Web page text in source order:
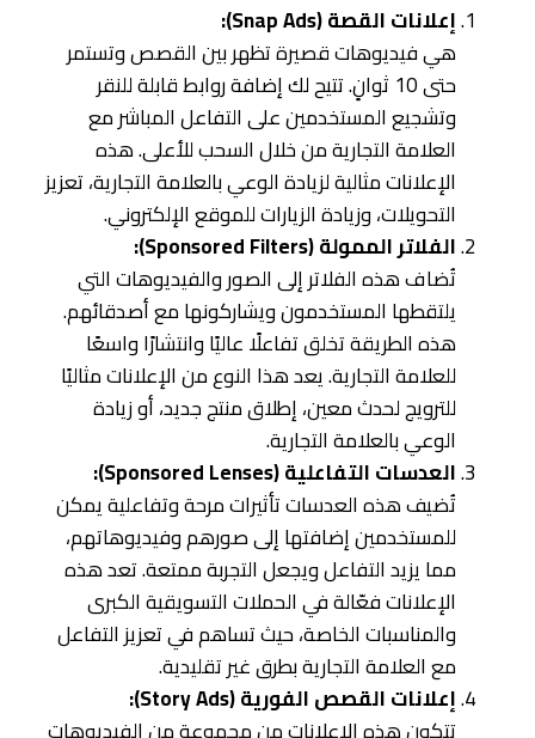
إعلانات القصة (Snap Ads):
هي فيديوهات قصيرة تظهر بين القصص وتستمر
حتى 10 ثوانٍ. تتيح لك إضافة روابط قابلة للنقر
وتشجيع المستخدمين على التفاعل المباشر مع
العلامة التجارية من خلال السحب للأعلى. هذه
الإعلانات مثالية لزيادة الوعي بالعلامة التجارية، تعزيز
التحويلات، وزيادة الزيارات للموقع الإلكتروني.
الفلاتر الممولة (Sponsored Filters):
تُضاف هذه الفلاتر إلى الصور والفيديوهات التي
يلتقطها المستخدمون ويشاركونها مع أصدقائهم.
هذه الطريقة تخلق تفاعلًا عاليًا وانتشارًا واسعًا
للعلامة التجارية. يعد هذا النوع من الإعلانات مثاليًا
للترويج لحدث معين، إطلاق منتج جديد، أو زيادة
الوعي بالعلامة التجارية.
العدسات التفاعلية (Sponsored Lenses):
تُضيف هذه العدسات تأثيرات مرحة وتفاعلية يمكن
للمستخدمين إضافتها إلى صورهم وفيديوهاتهم،
مما يزيد التفاعل ويجعل التجربة ممتعة. تعد هذه
الإعلانات فعّالة في الحملات التسويقية الكبرى
والمناسبات الخاصة، حيث تساهم في تعزيز التفاعل
مع العلامة التجارية بطرق غير تقليدية.
إعلانات القصص الفورية (Story Ads):